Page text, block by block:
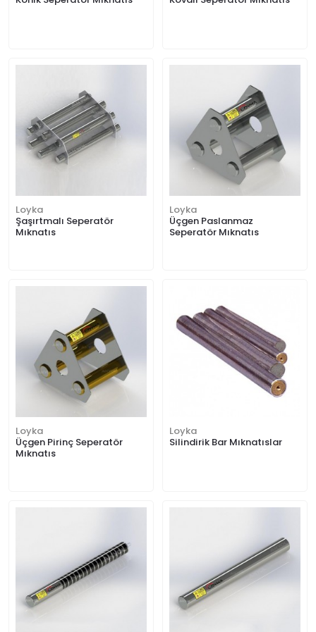
Loyka
Şaşırtmalı Seperatör
Mıknatıs
Loyka
Üçgen Paslanmaz
Seperatör Mıknatıs
Loyka
Üçgen Pirinç Seperatör
Mıknatıs
Loyka
Silindirik Bar Mıknatıslar